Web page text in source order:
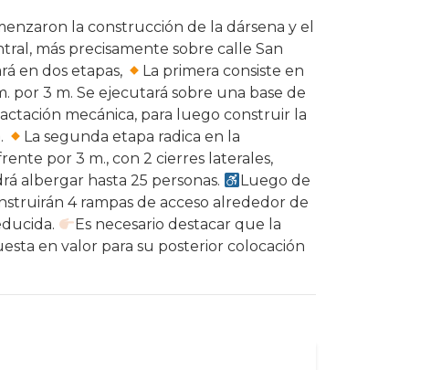
la construcción de la dársena y el
más precisamente sobre calle San
en dos etapas,
La primera consiste en
por 3 m. Se ejecutará sobre una base de
mecánica, para luego construir la
La segunda etapa radica en la
por 3 m., con 2 cierres laterales,
albergar hasta 25 personas.
Luego de
4 rampas de acceso alrededor de
Es necesario destacar que la
en valor para su posterior colocación